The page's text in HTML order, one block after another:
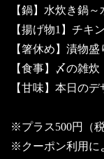
【鍋】水炊き鍋
【揚げ物1】チキ
【箸休め】漬物盛
【食事】〆の雑
【甘味】本日のデ
※プラス500円（
※クーポン利用に